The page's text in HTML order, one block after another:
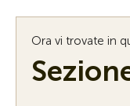
Ora vi trovate in